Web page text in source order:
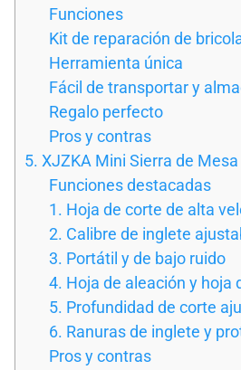
Funciones
Kit de reparación de
Herramienta única
Fácil de transportar y
Regalo perfecto
Pros y contras
5. XJZKA Mini Sierra de
Funciones destacadas
1. Hoja de corte de alta
2. Calibre de inglete
3. Portátil y de bajo ruido
4. Hoja de aleación y hoja
5. Profundidad de corte
6. Ranuras de inglete y
Pros y contras